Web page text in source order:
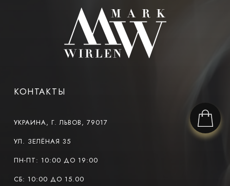
КОНТАКТЫ
УКРАИНА, Г. ЛЬВОВ, 79017
УЛ. ЗЕЛЁНАЯ 35
ПН-ПТ: 10:00 ДО 19:00
СБ: 10:00 ДО 15.00